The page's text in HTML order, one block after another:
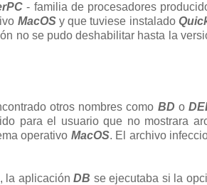
- familia de procesadores
MacOSy que tuviese instalado
no se pudo deshabilitar hasta la
otros nombres como BD o
para el usuario que no mostrara
operativo MacOS. El archivo
la aplicaciónDB se ejecutaba si la